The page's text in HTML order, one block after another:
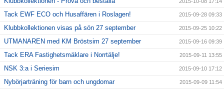
2015-10-08 17:14
Tack EWF ECO och Husaffären i Roslagen! 2015-09-28 09:33
Klubbkollektionen visas på sön 27 september 2015-09-25 10:22
UTMANAREN med KM Bröstsim 27 september 2015-09-16 09:39
Tack ERA Fastighetsmäklare i Norrtälje! 2015-09-11 13:55
NSK 3:a i Seriesim 2015-09-10 17:12
Nybörjarträning för barn och ungdomar 2015-09-09 11:54